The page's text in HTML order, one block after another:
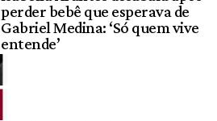
perder bebê que esperava de
Gabriel Medina: ‘Só quem vive
entende’